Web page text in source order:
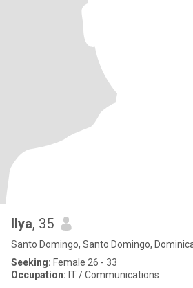
Ilya, 35
Santo Domingo, Santo Domingo,
Seeking: Female 26 - 33
Occupation: IT / Communications